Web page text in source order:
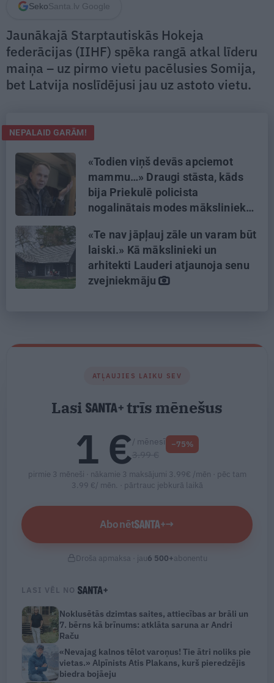
Seko Santa.lv Google
Jaunākajā Starptautiskās Hokeja
federācijas (IIHF) spēka rangā atkal līderu
maiņa – uz pirmo vietu pacēlusies Somija,
bet Latvija noslīdējusi jau uz astoto vietu.
NEPALAID GARĀM!
«Todien viņš devās apciemot
mammu…» Draugi stāsta, kāds
bija Priekulē policista
nogalinātais modes mākslinieks
«Te nav jāpļauj zāle un varam būt
laiski.» Kā mākslinieki un
arhitekti Lauderi atjaunoja senu
zvejniekmāju
ATĻAUJIES LAIKU SEV
Lasi trīs mēnešus
1 €/ mēnesī −75%
pirmie 3 mēneši · nākamie 3 maksājumi 3.99€ /mēn · pēc tam
3.99 €/ mēn. · pārtrauc jebkurā laikā
Abonēt →
Droša apmaksa · jau6 500+abonentu
LASI VĒL NO
Noklusētās dzimtas saites, attiecības ar brāli un
7. bērns kā brīnums: atklāta saruna ar Andri
Raču
«Nevajag kalnos tēlot varoņus! Tie ātri noliks pie
vietas.» Alpīnists Atis Plakans, kurš pieredzējis
biedra bojāeju